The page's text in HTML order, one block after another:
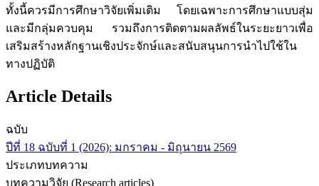
ทั้งนี้ควรมีการศึกษาวิจัยเพิ่มเติม โดยเฉพาะการศึกษาแบบสุ่ม
และมีกลุ่มควบคุม รวมถึงการติดตามผลลัพธ์ในระยะยาวเพื่อ
เสริมสร้างหลักฐานเชิงประจักษ์และสนับสนุนการนำไปใช้ใน
ทางปฏิบัติ
Article Details
ฉบับ
ปีที่ 18 ฉบับที่ 1 (2026): มกราคม - มิถุนายน 2569
ประเภทบทความ
บทความวิจัย (Research articles)